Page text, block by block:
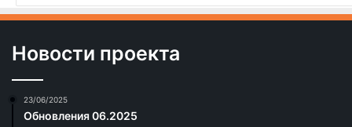
Новости проекта
23/06/2025
Обновления 06.2025